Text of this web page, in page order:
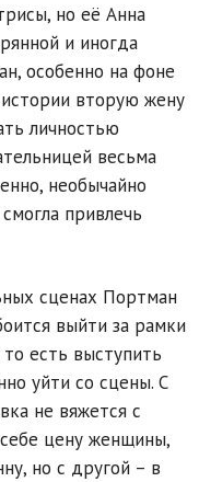
но её Анна
и иногда
особенно на фоне
вторую жену
личностью
весьма
необычайно
привлечь
сценах Портман
выйти за рамки
есть выступить
уйти со сцены. С
не вяжется с
цену женщины,
но с другой – в